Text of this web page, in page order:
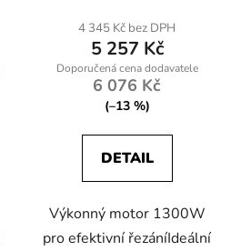
4 345 Kč bez DPH
5 257 Kč
6 076 Kč
(–13 %)
DETAIL
Výkonný motor 1300W
pro efektivní řezáníIdeální